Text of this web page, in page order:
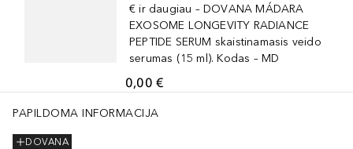
€ ir daugiau – DOVANA MÁDARA
EXOSOME LONGEVITY RADIANCE
PEPTIDE SERUM skaistinamasis veido
serumas (15 ml). Kodas – MD
0,00 €
PAPILDOMA INFORMACIJA
DOVANA